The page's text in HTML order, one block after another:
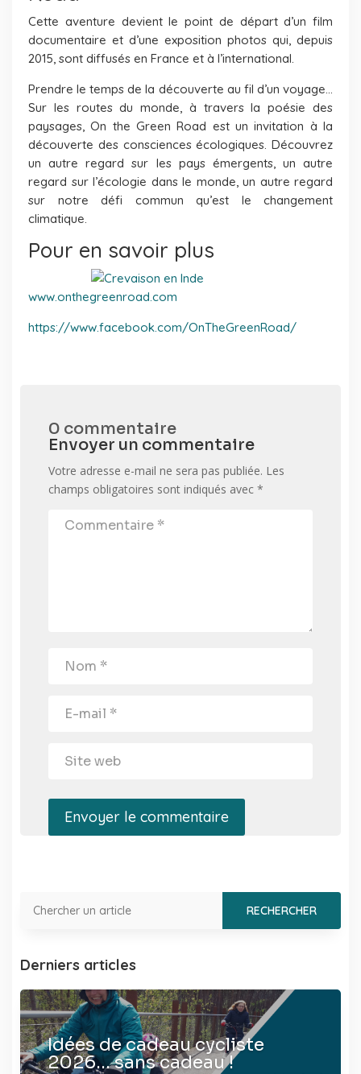
Cette aventure devient le point de départ d’un film
documentaire et d’une exposition photos qui, depuis
2015, sont diffusés en France et à l’international.
Prendre le temps de la découverte au fil d’un voyage…
Sur les routes du monde, à travers la poésie des
paysages, On the Green Road est un invitation à la
découverte des consciences écologiques. Découvrez
un autre regard sur les pays émergents, un autre
regard sur l’écologie dans le monde, un autre regard
sur notre défi commun qu’est le changement
climatique.
Pour en savoir plus
www.onthegreenroad.com
https://www.facebook.com/OnTheGreenRoad/
0 commentaire
Envoyer un commentaire
Votre adresse e-mail ne sera pas publiée. Les
champs obligatoires sont indiqués avec *
Envoyer le commentaire
Derniers articles
Idées de cadeau cycliste
2026… sans cadeau !